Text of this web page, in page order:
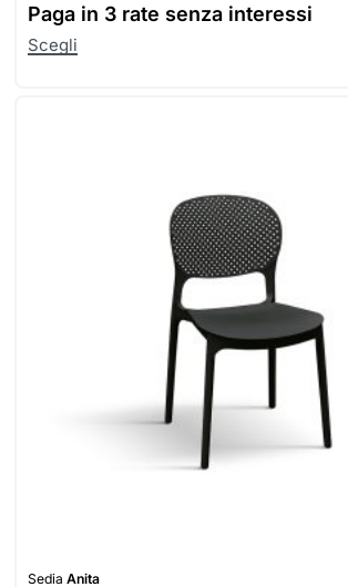
Paga in 3 rate senza interessi
Scegli
Sedia Anita